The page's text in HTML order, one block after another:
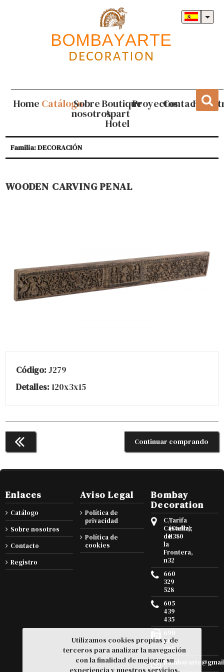
Home CatálogoSobre
nosotros
Boutique
Apart
Hotel
ProyectosContacto
Familia: DECORACIÓN
WOODEN CARVING PENAL
Código: J279
Detalles: 120x3x15
Continuar comprando
Enlaces
Catálogo
Sobre nosotros
Contacto
Registro
Aviso Legal
Política de
privacidad
Política de
cookies
Bombay
Decoration
C/
Castellar
de
la
Frontera,
n32
Tarifa
(Cadiz),
11380
660
329
528
605
439
435
105
295
Utilizamos cookies propias y de
terceros para analizar la navegación
con la finalidad de mejorar su
experiencia y nuestros servicios.